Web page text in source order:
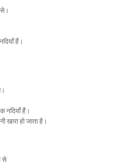
हैं।
नदियाँ हैं।
खारा हो जाता है।
से